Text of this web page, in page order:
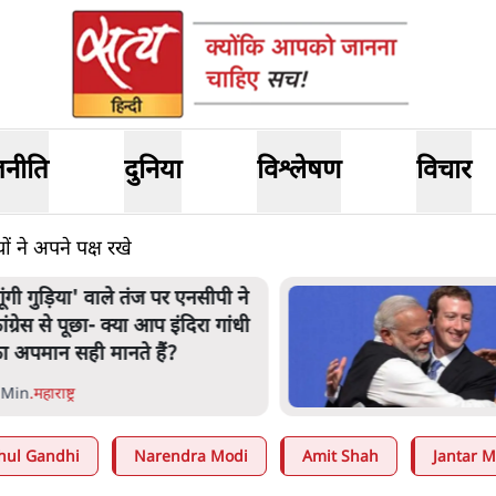
दुनिया विश्लेषण विचार
ने अपने पक्ष रखे
गुड़िया' वाले तंज पर एनसीपी ने
से पूछा- क्या आप इंदिरा गांधी
अपमान सही मानते हैं?
.महाराष्ट्र
Gandhi Narendra Modi Amit Shah Jantar